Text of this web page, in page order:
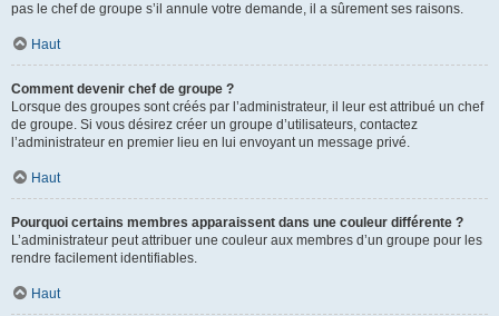
pas le chef de groupe s’il annule votre demande, il a sûrement ses raisons.
Haut
Comment devenir chef de groupe ?
Lorsque des groupes sont créés par l’administrateur, il leur est attribué un chef
de groupe. Si vous désirez créer un groupe d’utilisateurs, contactez
l’administrateur en premier lieu en lui envoyant un message privé.
Haut
Pourquoi certains membres apparaissent dans une couleur différente ?
L’administrateur peut attribuer une couleur aux membres d’un groupe pour les
rendre facilement identifiables.
Haut